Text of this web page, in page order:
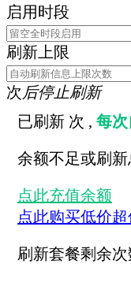
启用时段
刷新上限
次 后停止刷新
已刷新 次 , 每次
余额不足或刷
点此充值余额
点此购买低价
刷新套餐剩余次